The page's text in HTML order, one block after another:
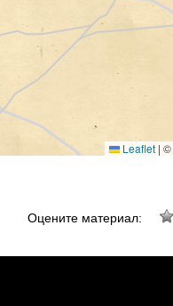
Leaflet | ©
Оцените материал: